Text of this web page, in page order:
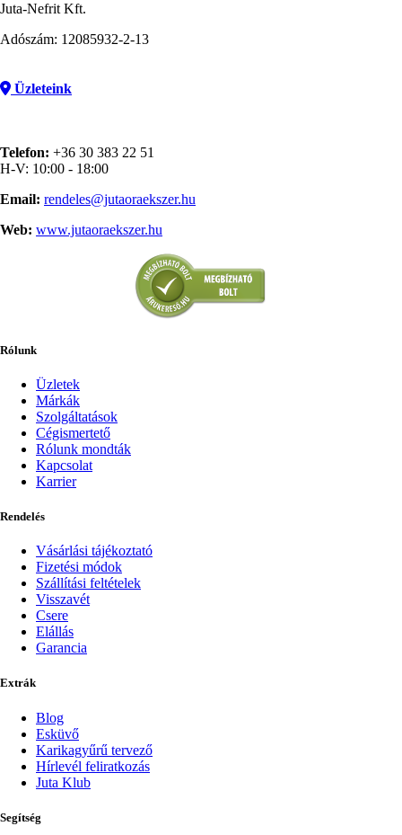
Juta-Nefrit Kft.
Adószám: 12085932-2-13
Üzleteink
Telefon: +36 30 383 22 51
H-V: 10:00 - 18:00
Email: rendeles@jutaoraekszer.hu
Web: www.jutaoraekszer.hu
Rólunk
Üzletek
Márkák
Szolgáltatások
Cégismertető
Rólunk mondták
Kapcsolat
Karrier
Rendelés
Vásárlási tájékoztató
Fizetési módok
Szállítási feltételek
Visszavét
Csere
Elállás
Garancia
Extrák
Blog
Esküvő
Karikagyűrű tervező
Hírlevél feliratkozás
Juta Klub
Segítség